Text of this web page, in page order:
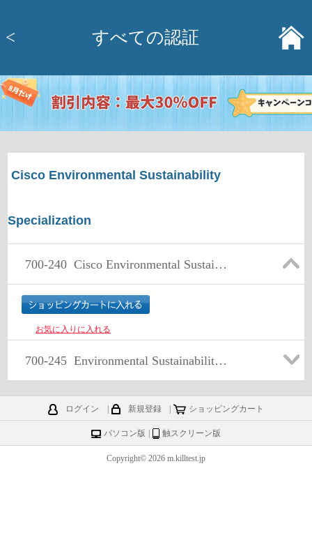
< すべての認証
Cisco Environmental Sustainability
Specialization
700-240 Cisco Environmental Sustainability Overview (CESO)
お気に入りに入れる
700-245 Environmental Sustainability Practice-Building (ESPB)
ログイン 新規登録 ショッピングカート
パソコン版 触スクリーン版
Copyright© 2026 m.killtest.jp